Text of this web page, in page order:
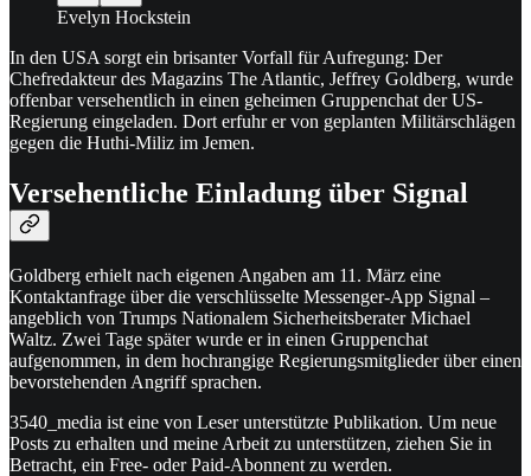
Evelyn Hockstein
In den USA sorgt ein brisanter Vorfall für Aufregung: Der
Chefredakteur des Magazins The Atlantic, Jeffrey Goldberg, wurde
offenbar versehentlich in einen geheimen Gruppenchat der US-
Regierung eingeladen. Dort erfuhr er von geplanten Militärschlägen
gegen die Huthi-Miliz im Jemen.
Versehentliche Einladung über Signal
Goldberg erhielt nach eigenen Angaben am 11. März eine
Kontaktanfrage über die verschlüsselte Messenger-App Signal –
angeblich von Trumps Nationalem Sicherheitsberater Michael
Waltz. Zwei Tage später wurde er in einen Gruppenchat
aufgenommen, in dem hochrangige Regierungsmitglieder über einen
bevorstehenden Angriff sprachen.
3540_media ist eine von Leser unterstützte Publikation. Um neue
Posts zu erhalten und meine Arbeit zu unterstützen, ziehen Sie in
Betracht, ein Free- oder Paid-Abonnent zu werden.